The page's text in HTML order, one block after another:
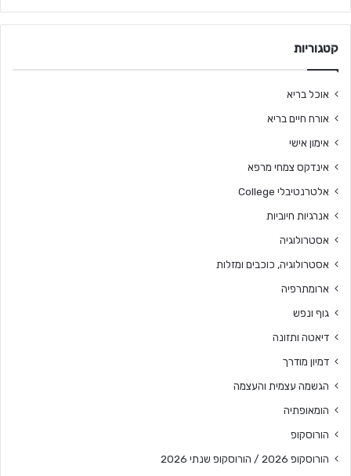
קטגוריות
אוכל בריא
אורח חיים בריא
אימון אישי
אינדקס צמחי מרפא
אלטרנטיבלי College
אנרגיות חיוביות
אסטרולוגיה
אסטרולוגיה, כוכבים ומזלות
ארומתרפיה
גוף ונפש
דיאטה ותזונה
דמיון מודרך
הגשמה עצמית והעצמה
הומאופתיה
הורוסקופ
הורוסקופ 2026 / הורוסקופ שנתי 2026